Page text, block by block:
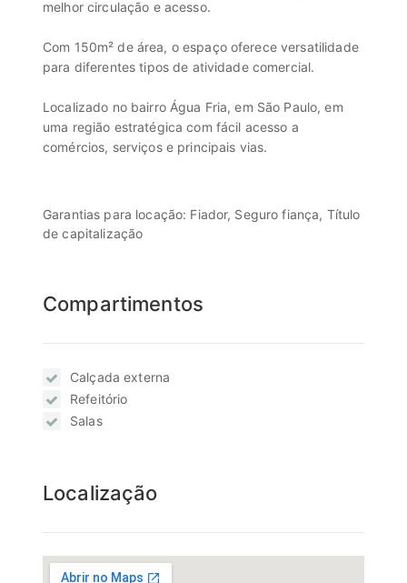
melhor circulação e acesso.
Com 150m² de área, o espaço oferece versatilidade
para diferentes tipos de atividade comercial.
Localizado no bairro Água Fria, em São Paulo, em
uma região estratégica com fácil acesso a
comércios, serviços e principais vias.
Garantias para locação: Fiador, Seguro fiança, Título
de capitalização
Compartimentos
Calçada externa
Refeitório
Salas
Localização